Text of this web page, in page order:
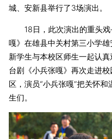
城、安新县举行了3场演出。
18日，此次演出的重头
嘎》在雄县中关村第三小学
新学生与本校区师生一起认
台剧《小兵张嘎》再次走进
区，演员“小兵张嘎”把关怀
生们。